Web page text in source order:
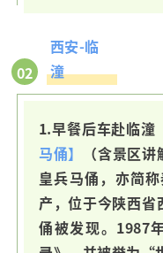
02
西安-临
潼
1.早餐后车赴临
马俑】
（含景区
皇兵马俑，亦简
产，位于今陕西
俑被发现。1987